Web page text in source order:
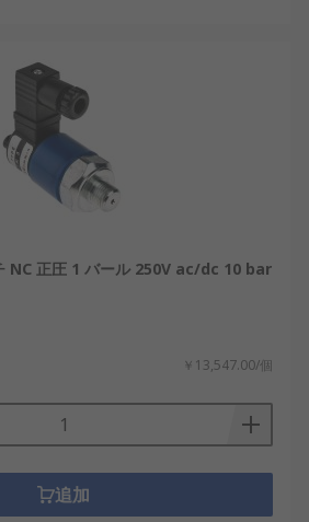
NC 正圧 1 バール 250V ac/dc 10 bar
￥13,547.00/個
追加